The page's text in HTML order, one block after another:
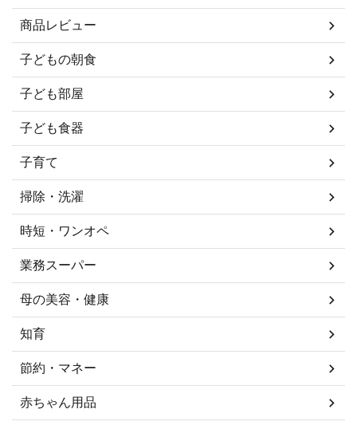
商品レビュー
子どもの朝食
子ども部屋
子ども食器
子育て
掃除・洗濯
時短・ワンオペ
業務スーパー
母の美容・健康
知育
節約・マネー
赤ちゃん用品